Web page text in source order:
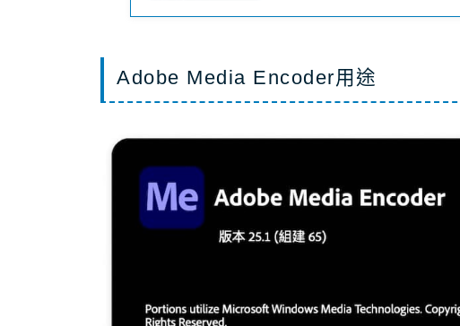
Adobe Media Encoder用途